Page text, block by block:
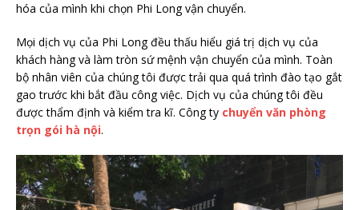
hóa của mình khi chọn Phi Long vận chuyển.
Mọi dịch vụ của Phi Long đều thấu hiểu giá trị dịch vụ của
khách hàng và làm tròn sứ mệnh vận chuyển của mình. Toàn
bộ nhân viên của chúng tôi được trải qua quá trình đào tạo gắt
gao trước khi bắt đầu công việc. Dịch vụ của chúng tôi đều
được thẩm định và kiểm tra kĩ. Công ty chuyển văn phòng
trọn gói hà nội.